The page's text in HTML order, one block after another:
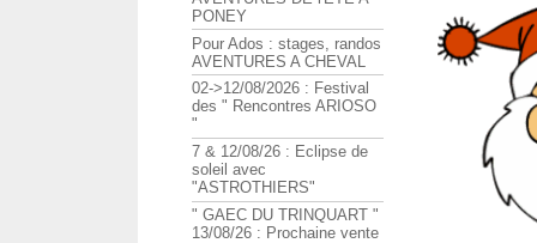
PONEY
Pour Ados : stages, randos
AVENTURES A CHEVAL
02->12/08/2026 : Festival
des " Rencontres ARIOSO
"
7 & 12/08/26 : Eclipse de
soleil avec
"ASTROTHIERS"
" GAEC DU TRINQUART "
13/08/26 : Prochaine vente